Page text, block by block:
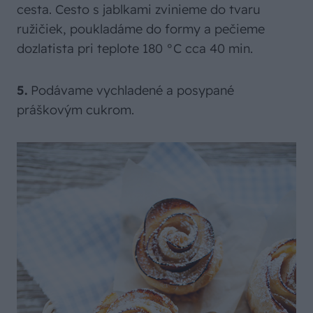
cesta. Cesto s jablkami zvinieme do tvaru
ružičiek, poukladáme do formy a pečieme
dozlatista pri teplote 180 °C cca 40 min.
5. Podávame vychladené a posypané
práškovým cukrom.